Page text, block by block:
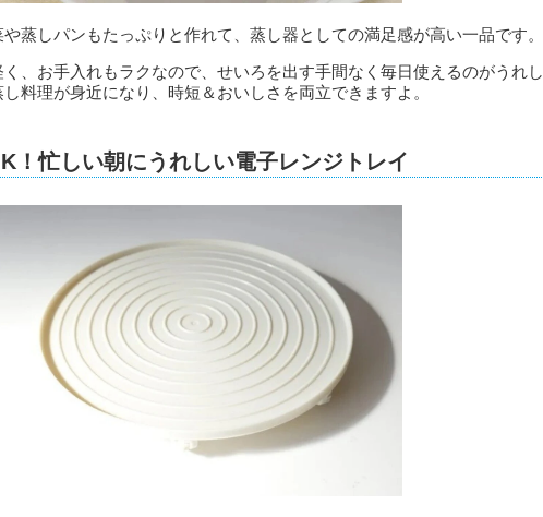
蒸しパンもたっぷりと作れて、蒸し器としての満足感が高い一品です。
、お手入れもラクなので、せいろを出す手間なく毎日使えるのがうれし
料理が身近になり、時短＆おいしさを両立できますよ。
！忙しい朝にうれしい電子レンジトレイ